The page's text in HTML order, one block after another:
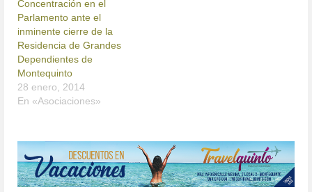
Concentración en el
Parlamento ante el
inminente cierre de la
Residencia de Grandes
Dependientes de
Montequinto
28 enero, 2014
En «Asociaciones»